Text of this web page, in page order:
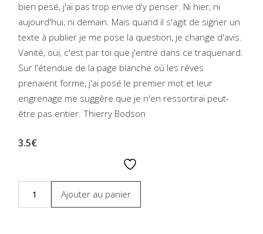
bien pesé, j'ai pas trop envie d'y penser. Ni hier, ni
aujourd'hui, ni demain. Mais quand il s'agit de signer un
texte à publier je me pose la question, je change d'avis.
Vanité, oui, c'est par toi que j'entre dans ce traquenard.
Sur l'étendue de la page blanche où les rêves
prenaient forme, j'ai posé le premier mot et leur
engrenage me suggère que je n'en ressortirai peut-
être pas entier. Thierry Bodson
3.5€
Ajouter au panier